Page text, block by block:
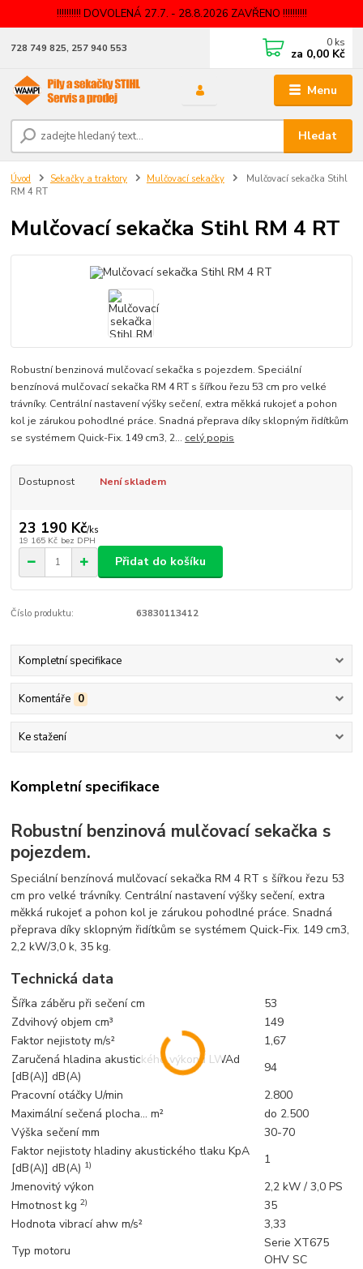
!!!!!!!!!! DOVOLENÁ 27.7. - 28.8.2026 ZAVŘENO !!!!!!!!!!
Menu
Hledat
728 749 825, 257 940 553 0 ks
za 0,00 Kč
Úvod Sekačky a traktory Mulčovací sekačky
Mulčovací sekačka Stihl
RM 4 RT
Mulčovací sekačka Stihl RM 4 RT
Robustní benzinová mulčovací sekačka s pojezdem. Speciální
benzínová mulčovací sekačka RM 4 RT s šířkou řezu 53 cm pro velké
trávníky. Centrální nastavení výšky sečení, extra měkká rukojeť a pohon
kol je zárukou pohodlné práce. Snadná přeprava díky sklopným řidítkům
se systémem Quick-Fix. 149 cm3, 2... celý popis
Dostupnost Není skladem
23 190 Kč/ks
19 165 Kč bez DPH
Přidat do košíku
Číslo produktu: 63830113412
Kompletní specifikace
Komentáře 0
Ke stažení
Kompletní specifikace
Robustní benzinová mulčovací sekačka s
pojezdem.
Speciální benzínová mulčovací sekačka RM 4 RT s šířkou řezu 53
cm pro velké trávníky. Centrální nastavení výšky sečení, extra
měkká rukojeť a pohon kol je zárukou pohodlné práce. Snadná
přeprava díky sklopným řidítkům se systémem Quick-Fix. 149 cm3,
2,2 kW/3,0 k, 35 kg.
Technická data
Šířka záběru při sečení cm
53
Zdvihový objem cm³
149
Faktor nejistoty m/s²
1,67
Zaručená hladina akustického výkonu LWAd
[dB(A)] dB(A)
94
Pracovní otáčky U/min
2.800
Maximální sečená plocha… m²
do 2.500
Výška sečení mm
30-70
Faktor nejistoty hladiny akustického tlaku KpA
[dB(A)] dB(A) 1)
1
Jmenovitý výkon
2,2 kW / 3,0 PS
Hmotnost kg2)
35
Hodnota vibrací ahw m/s²
3,33
Typ motoru
Serie XT675
OHV SC